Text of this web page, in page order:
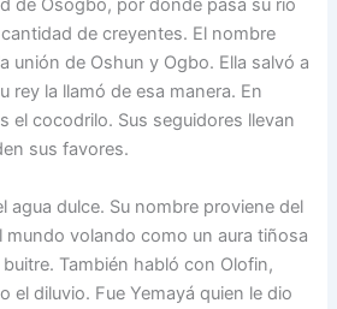
de Osogbo, por donde pasa su río
de creyentes. El nombre
unión de Oshun y Ogbo. Ella salvó a
rey la llamó de esa manera. En
el cocodrilo. Sus seguidores llevan
sus favores.
agua dulce. Su nombre proviene del
mundo volando como un aura tiñosa
También habló con Olofin,
el diluvio. Fue Yemayá quien le dio